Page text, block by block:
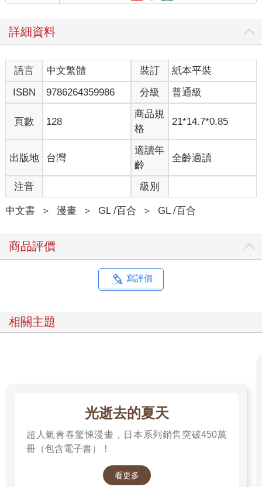
詳細資料
語言 中文繁體 裝訂
紙本平裝
ISBN
9786264359986 分級 普通級
頁數 128
商品規
格
21*14.7*0.85
出版地 台灣
適讀年
齡
全齡適讀
注音 級別
中文書 ＞ 漫畫 ＞ GL /百合 ＞ GL /百合
商品評價
寫評價
相關主題
光逝去的夏天
超人氣青春驚悚漫畫，日本系列銷售突破450萬
冊（包含電子書）！
看更多